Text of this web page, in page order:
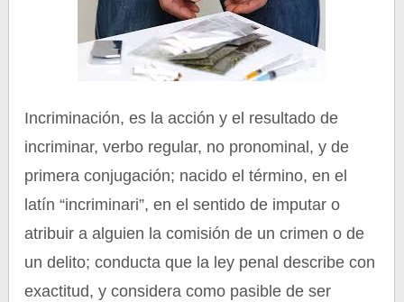
Incriminación, es la acción y el resultado de
incriminar, verbo regular, no pronominal, y de
primera conjugación; nacido el término, en el
latín “incriminari”, en el sentido de imputar o
atribuir a alguien la comisión de un crimen o de
un delito; conducta que la ley penal describe con
exactitud, y considera como pasible de ser